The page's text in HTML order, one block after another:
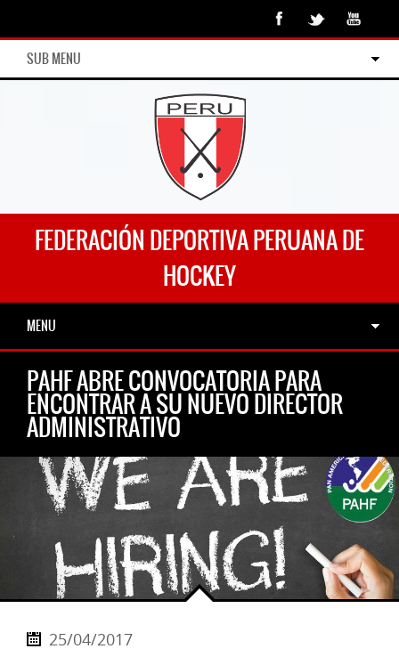
SUB MENU
FEDERACIÓN DEPORTIVA PERUANA DE
HOCKEY
MENU
PAHF ABRE CONVOCATORIA PARA
ENCONTRAR A SU NUEVO DIRECTOR
ADMINISTRATIVO
25/04/2017